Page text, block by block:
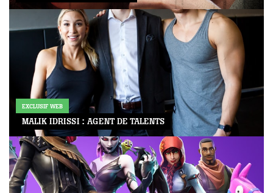
EXCLUSIF WEB
MALIK IDRISSI : AGENT DE TALENTS